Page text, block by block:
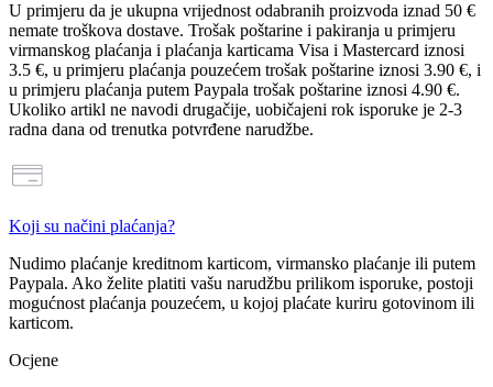
U primjeru da je ukupna vrijednost odabranih proizvoda iznad 50 €
nemate troškova dostave. Trošak poštarine i pakiranja u primjeru
virmanskog plaćanja i plaćanja karticama Visa i Mastercard iznosi
3.5 €, u primjeru plaćanja pouzećem trošak poštarine iznosi 3.90 €, i
u primjeru plaćanja putem Paypala trošak poštarine iznosi 4.90 €.
Ukoliko artikl ne navodi drugačije, uobičajeni rok isporuke je 2-3
radna dana od trenutka potvrđene narudžbe.
Koji su načini plaćanja?
Nudimo plaćanje kreditnom karticom, virmansko plaćanje ili putem
Paypala. Ako želite platiti vašu narudžbu prilikom isporuke, postoji
mogućnostplaćanja pouzećem, u kojoj plaćate kuriru gotovinom ili
karticom.
Ocjene